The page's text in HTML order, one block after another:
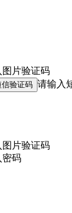
图片验证码
信验证码 请输入
图片验证码
密码